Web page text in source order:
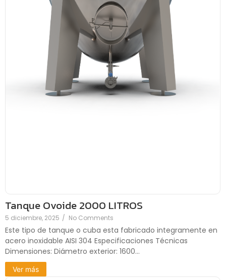
Tanque Ovoide 2000 LITROS
5 diciembre, 2025 / No Comments
Este tipo de tanque o cuba esta fabricado integramente en
acero inoxidable AISI 304 Especificaciones Técnicas
Dimensiones: Diámetro exterior: 1600...
Ver más